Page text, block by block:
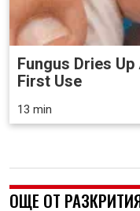
Fungus Dries
First Use
13 min
ОЩЕ ОТ